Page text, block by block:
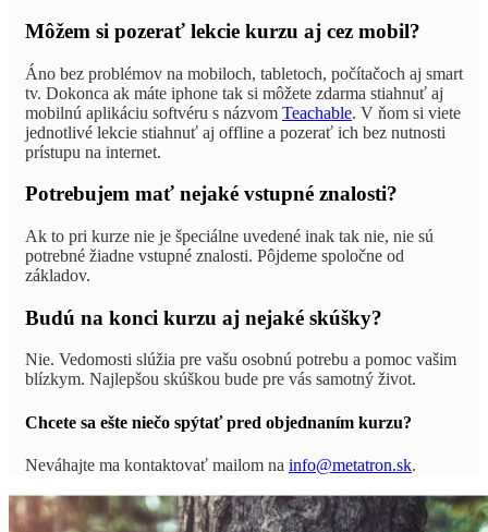
Môžem si pozerať lekcie kurzu aj cez mobil?
Áno bez problémov na mobiloch, tabletoch, počítačoch aj smart
tv. Dokonca ak máte iphone tak si môžete zdarma stiahnuť aj
mobilnú aplikáciu softvéru s názvom Teachable. V ňom si viete
jednotlivé lekcie stiahnuť aj offline a pozerať ich bez nutnosti
prístupu na internet.
Potrebujem mať nejaké vstupné znalosti?
Ak to pri kurze nie je špeciálne uvedené inak tak nie, nie sú
potrebné žiadne vstupné znalosti. Pôjdeme spoločne od
základov.
Budú na konci kurzu aj nejaké skúšky?
Nie. Vedomosti slúžia pre vašu osobnú potrebu a pomoc vašim
blízkym. Najlepšou skúškou bude pre vás samotný život.
Chcete sa ešte niečo spýtať pred objednaním kurzu?
Neváhajte ma kontaktovať mailom na info@metatron.sk.